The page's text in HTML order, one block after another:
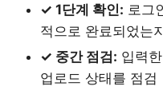
✓ 1단계 확인: 로그
적으로 완료되었는
✓ 중간 점검: 입력
업로드 상태를 점검